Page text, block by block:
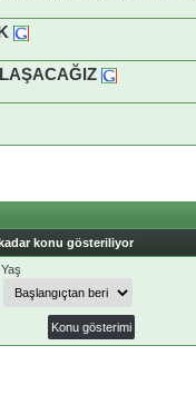
konu gösteriliyor
Yaş